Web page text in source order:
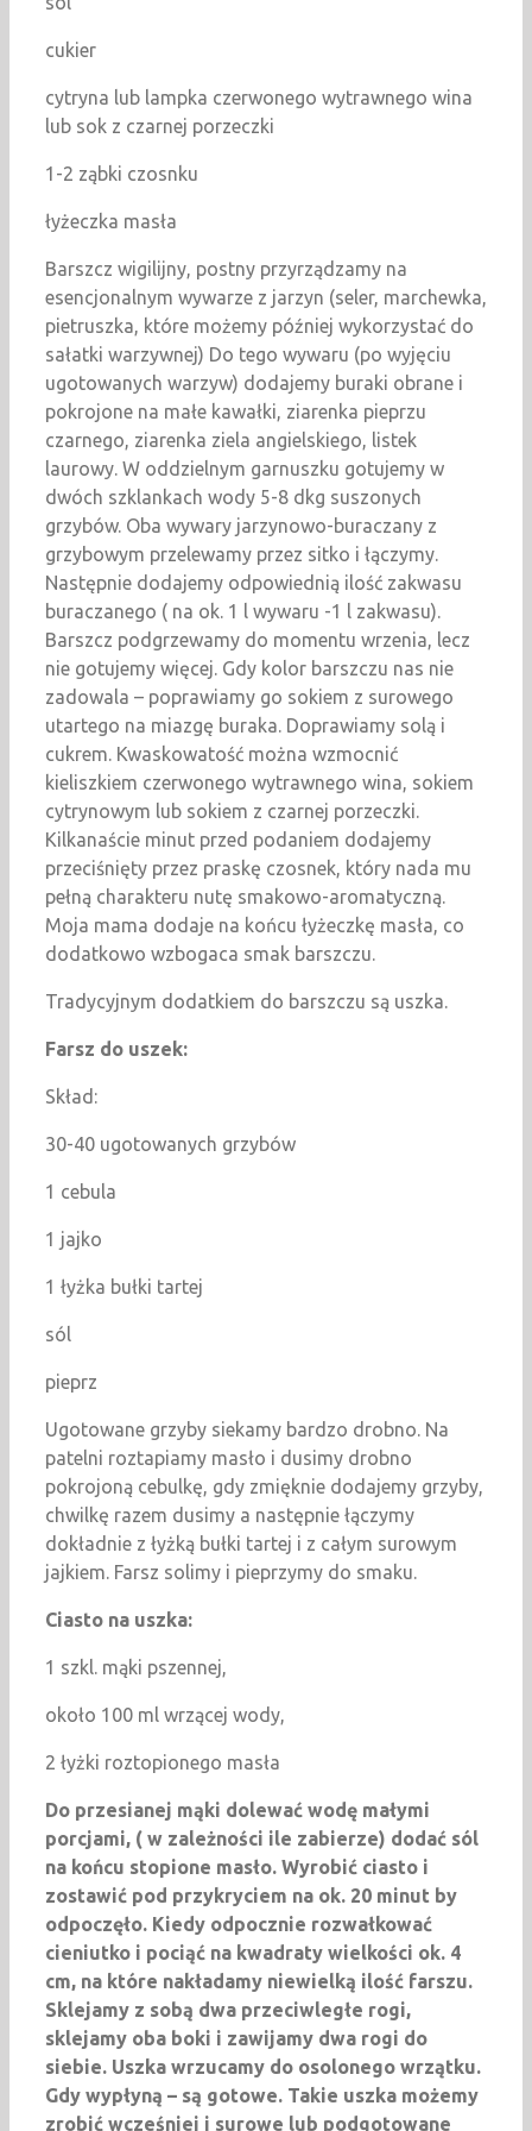
cukier
cytryna lub lampka czerwonego wytrawnego wina
lub sok z czarnej porzeczki
1-2 ząbki czosnku
łyżeczka masła
Barszcz wigilijny, postny przyrządzamy na
esencjonalnym wywarze z jarzyn (seler, marchewka,
pietruszka, które możemy później wykorzystać do
sałatki warzywnej) Do tego wywaru (po wyjęciu
ugotowanych warzyw) dodajemy buraki obrane i
pokrojone na małe kawałki, ziarenka pieprzu
czarnego, ziarenka ziela angielskiego, listek
laurowy. W oddzielnym garnuszku gotujemy w
dwóch szklankach wody 5-8 dkg suszonych
grzybów. Oba wywary jarzynowo-buraczany z
grzybowym przelewamy przez sitko i łączymy.
Następnie dodajemy odpowiednią ilość zakwasu
buraczanego ( na ok. 1 l wywaru -1 l zakwasu).
Barszcz podgrzewamy do momentu wrzenia, lecz
nie gotujemy więcej. Gdy kolor barszczu nas nie
zadowala – poprawiamy go sokiem z surowego
utartego na miazgę buraka. Doprawiamy solą i
cukrem. Kwaskowatość można wzmocnić
kieliszkiem czerwonego wytrawnego wina, sokiem
cytrynowym lub sokiem z czarnej porzeczki.
Kilkanaście minut przed podaniem dodajemy
przeciśnięty przez praskę czosnek, który nada mu
pełną charakteru nutę smakowo-aromatyczną.
Moja mama dodaje na końcu łyżeczkę masła, co
dodatkowo wzbogaca smak barszczu.
Tradycyjnym dodatkiem do barszczu są uszka.
Farsz do uszek:
Skład:
30-40 ugotowanych grzybów
1 cebula
1 jajko
1 łyżka bułki tartej
sól
pieprz
Ugotowane grzyby siekamy bardzo drobno. Na
patelni roztapiamy masło i dusimy drobno
pokrojoną cebulkę, gdy zmięknie dodajemy grzyby,
chwilkę razem dusimy a następnie łączymy
dokładnie z łyżką bułki tartej i z całym surowym
jajkiem. Farsz solimy i pieprzymy do smaku.
Ciasto na uszka:
1 szkl. mąki pszennej,
około 100 ml wrzącej wody,
2 łyżki roztopionego masła
Do przesianej mąki dolewać wodę małymi
porcjami, ( w zależności ile zabierze) dodać sól
na końcu stopione masło. Wyrobić ciasto i
zostawić pod przykryciem na ok. 20 minut by
odpoczęło. Kiedy odpocznie rozwałkować
cieniutko i pociąć na kwadraty wielkości ok. 4
cm, na które nakładamy niewielką ilość farszu.
Sklejamy z sobą dwa przeciwległe rogi,
sklejamy oba boki i zawijamy dwa rogi do
siebie. Uszka wrzucamy do osolonego wrzątku.
Gdy wypłyną – są gotowe. Takie uszka możemy
zrobić wcześniej i surowe lub podgotowane